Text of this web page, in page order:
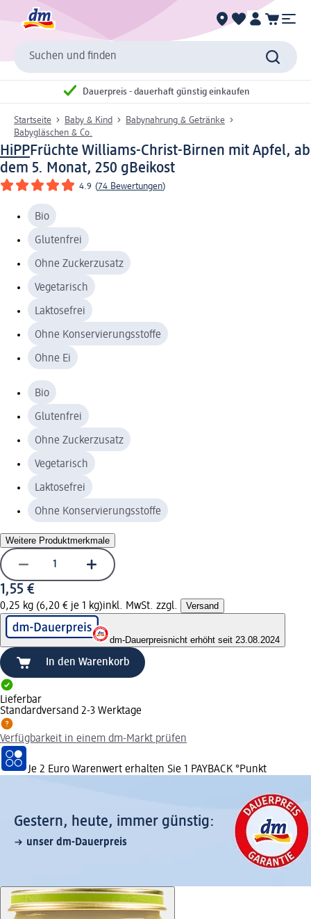
Suchen und finden
Dauerpreis - dauerhaft günstig einkaufen
Startseite Baby & Kind
Babynahrung & Getränke
Babygläschen & Co.
HiPPFrüchte Williams-Christ-Birnen mit Apfel, ab
dem 5. Monat, 250 gBeikost
4.9 (74 Bewertungen)
Bio
Glutenfrei
Ohne Zuckerzusatz
Vegetarisch
Laktosefrei
Ohne Konservierungsstoffe
Ohne Ei
Bio
Glutenfrei
Ohne Zuckerzusatz
Vegetarisch
Laktosefrei
Ohne Konservierungsstoffe
Weitere Produktmerkmale
1,55 €
0,25 kg (6,20 € je 1 kg)inkl. MwSt. zzgl. Versand
dm-Dauerpreisnicht erhöht seit 23.08.2024
In den Warenkorb
Lieferbar
Standardversand 2-3 Werktage
Verfügbarkeit in einem dm-Markt prüfen
Je 2 Euro Warenwert erhalten Sie 1 PAYBACK °Punkt
Gestern, heute, immer günstig:
unser dm-Dauerpreis